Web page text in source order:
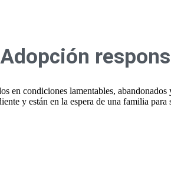
en condiciones lamentables, abandonados
y están en la espera de una familia